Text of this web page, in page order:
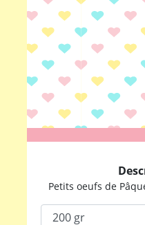
Petits oeufs de